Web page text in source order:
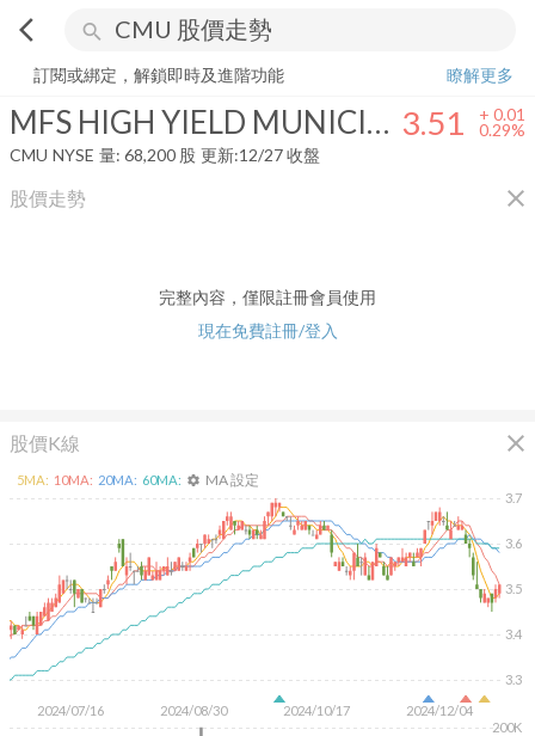
arrow_back_ios search
MFS HIGH YIELD MUNICIPAL TRUST
訂閱或綁定，解鎖即時及進階功能
瞭解更多
MFS HIGH YIELD MUNICIPAL TRUST 3.51 + 0.01
0.29%
CMU NYSE 量: 68,200 股 更新:12/27 收盤
股價走勢 close
完整內容，僅限註冊會員使用
現在免費註冊/登入
股價K線 close
2024/07/16 2024/08/30 2024/10/17 2024/12/04
3.3
3.4
3.5
3.6
3.7
200K
5MA: 10MA: 20MA: 60MA: settings MA 設定